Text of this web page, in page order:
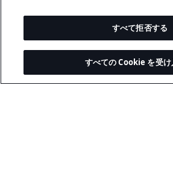
すべて拒否する
すべての Cookie を受け